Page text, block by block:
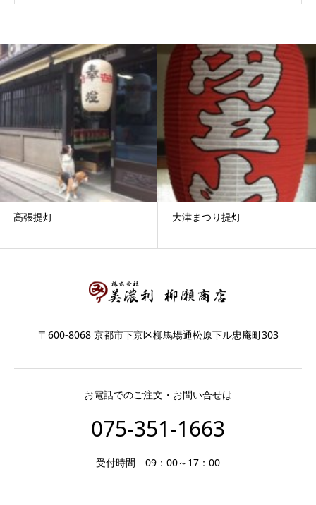
高張提灯 大津まつり提灯
〒600-8068 京都市下京区柳馬場通松原下ル忠庵町303
お電話でのご注文・お問い合せは
075-351-1663
受付時間 09：00～17：00